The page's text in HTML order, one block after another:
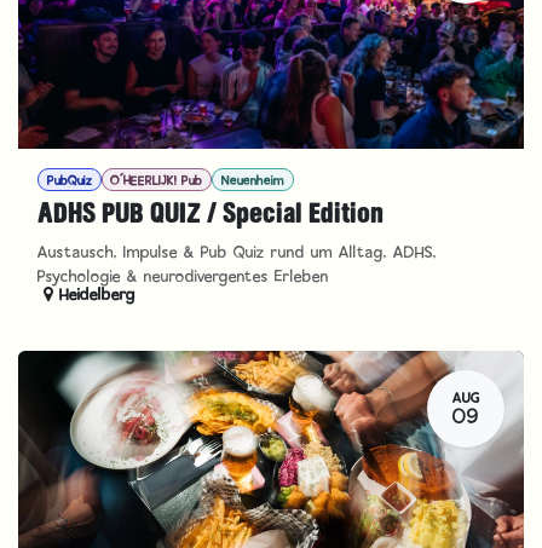
PubQuiz O´HEERLIJK! Pub Neuenheim
ADHS PUB QUIZ / Special Edition
Austausch, Impulse & Pub Quiz rund um Alltag, ADHS,
Psychologie & neurodivergentes Erleben
Heidelberg
AUG
09